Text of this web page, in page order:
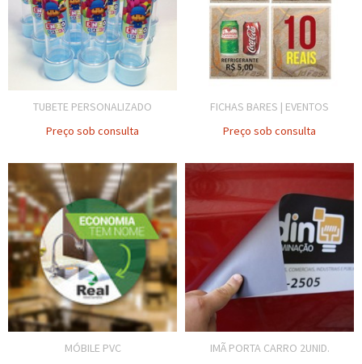
TUBETE PERSONALIZADO
Preço sob consulta
FICHAS BARES | EVENTOS
Preço sob consulta
MÓBILE PVC
IMÃ PORTA CARRO 2UNID.